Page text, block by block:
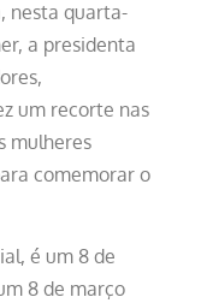
nesta quarta-
a presidenta
um recorte nas
mulheres
comemorar o
é um 8 de
8 de março